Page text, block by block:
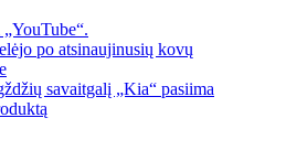
po atsinaujinusių kovų
savaitgalį „Kia“ pasiima